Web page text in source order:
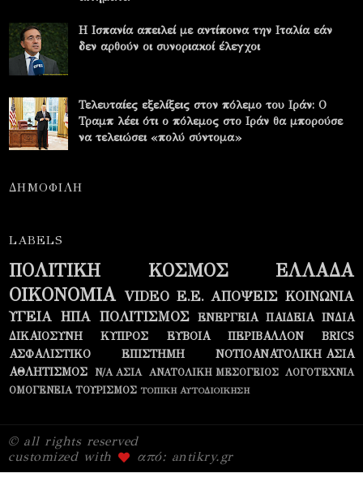
Η Ισπανία απειλεί με αντίποινα την Ιταλία εάν
δεν αρθούν οι συνοριακοί έλεγχοι
Τελευταίες εξελίξεις στον πόλεμο του Ιράν: Ο
Τραμπ λέει ότι ο πόλεμος στο Ιράν θα μπορούσε
να τελειώσει «πολύ σύντομα»
ΔΗΜΟΦΙΛΗ
LABELS
ΠΟΛΙΤΙΚΗ ΚΟΣΜΟΣ
ΕΛΛΑΔΑ
ΟΙΚΟΝΟΜΙΑ VIDEO Ε.Ε. ΑΠΟΨΕΙΣ ΚΟΙΝΩΝΙΑ
ΥΓΕΙΑ ΗΠΑ ΠΟΛΙΤΙΣΜΟΣ ΕΝΕΡΓΕΙΑ ΠΑΙΔΕΙΑ ΙΝΔΙΑ
ΔΙΚΑΙΟΣΥΝΗ
ΚΥΠΡΟΣ ΕΥΒΟΙΑ ΠΕΡΙΒΑΛΛΟΝ
BRICS
ΑΣΦΑΛΙΣΤΙΚΟ
ΕΠΙΣΤΗΜΗ
ΝΟΤΙΟΑΝΑΤΟΛΙΚΗ ΑΣΙΑ
ΑΘΛΗΤΙΣΜΟΣ
Ν/Α ΑΣΙΑ ΑΝΑΤΟΛΙΚΗ ΜΕΣΟΓΕΙΟΣ ΛΟΓΟΤΕΧΝΙΑ
ΟΜΟΓΕΝΕΙΑ ΤΟΥΡΙΣΜΟΣ ΤΟΠΙΚΗ ΑΥΤΟΔΙΟΙΚΗΣΗ
© all rights reserved
customized with
από: antikry.gr